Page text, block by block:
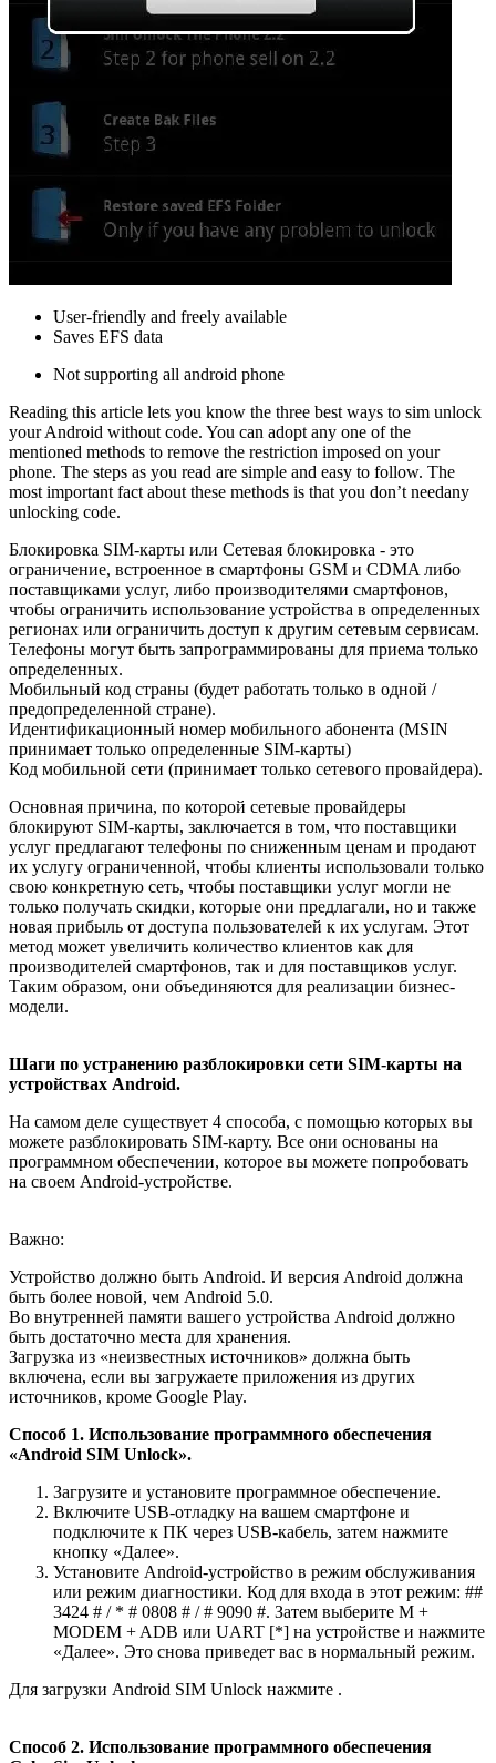
User-friendly and freely available
Saves EFS data
Not supporting all android phone
Reading this article lets you know the three best ways to sim unlock
your Android without code. You can adopt any one of the
mentioned methods to remove the restriction imposed on your
phone. The steps as you read are simple and easy to follow. The
most important fact about these methods is that you don’t needany
unlocking code.
Блокировка SIM-карты или Сетевая блокировка - это
ограничение, встроенное в смартфоны GSM и CDMA либо
поставщиками услуг, либо производителями смартфонов,
чтобы ограничить использование устройства в определенных
регионах или ограничить доступ к другим сетевым сервисам.
Телефоны могут быть запрограммированы для приема только
определенных.
Мобильный код страны (будет работать только в одной /
предопределенной стране).
Идентификационный номер мобильного абонента (MSIN
принимает только определенные SIM-карты)
Код мобильной сети (принимает только сетевого провайдера).
Основная причина, по которой сетевые провайдеры
блокируют SIM-карты, заключается в том, что поставщики
услуг предлагают телефоны по сниженным ценам и продают
их услугу ограниченной, чтобы клиенты использовали только
свою конкретную сеть, чтобы поставщики услуг могли не
только получать скидки, которые они предлагали, но и также
новая прибыль от доступа пользователей к их услугам. Этот
метод может увеличить количество клиентов как для
производителей смартфонов, так и для поставщиков услуг.
Таким образом, они объединяются для реализации бизнес-
модели.
Шаги по устранению разблокировки сети SIM-карты на
устройствах Android.
На самом деле существует 4 способа, с помощью которых вы
можете разблокировать SIM-карту. Все они основаны на
программном обеспечении, которое вы можете попробовать
на своем Android-устройстве.
Важно:
Устройство должно быть Android. И версия Android должна
быть более новой, чем Android 5.0.
Во внутренней памяти вашего устройства Android должно
быть достаточно места для хранения.
Загрузка из «неизвестных источников» должна быть
включена, если вы загружаете приложения из других
источников, кроме Google Play.
Способ 1. Использование программного обеспечения
«Android SIM Unlock».
Загрузите и установите программное обеспечение.
Включите USB-отладку на вашем смартфоне и
подключите к ПК через USB-кабель, затем нажмите
кнопку «Далее».
Установите Android-устройство в режим обслуживания
или режим диагностики. Код для входа в этот режим: ##
3424 # / * # 0808 # / # 9090 #. Затем выберите M +
MODEM + ADB или UART [*] на устройстве и нажмите
«Далее». Это снова приведет вас в нормальный режим.
Для загрузки Android SIM Unlock нажмите .
Способ 2. Использование программного обеспечения